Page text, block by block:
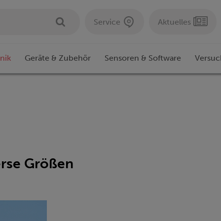
Service Aktuelles
Geräte & Zubehör Sensoren & Software
Größen